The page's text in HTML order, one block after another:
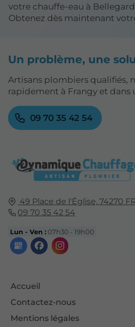
votre chauffe-eau à
Obtenez dès maintenant
49 Place de l'Église, 74270
09 70 35 42 54
Lun - Ven : 07h30 - 19h00
Accueil
Contactez-nous
Mentions légales
Un problème, une
Artisans plombiers qualifiés,
rapidement à Frangy et dans
09 70 35 42 54